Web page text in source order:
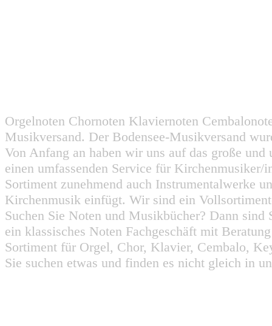
Orgelnoten Chornoten Klaviernoten
Musikversand. Der Bodensee-Musikversand
Von Anfang an haben wir uns auf das große
einen umfassenden Service für
Sortiment zunehmend auch Instrumentalwerke
Kirchenmusik einfügt. Wir sind ein
Suchen Sie Noten und Musikbücher? Dann
ein klassisches Noten Fachgeschäft mit
Sortiment für Orgel, Chor, Klavier, Cembalo,
Sie suchen etwas und finden es nicht gleich in